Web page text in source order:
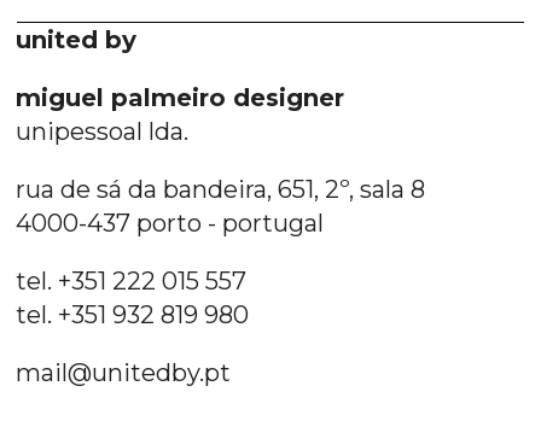
united by
miguel palmeiro designer
unipessoal lda.
rua de sá da bandeira, 651, 2º, sala 8
4000-437 porto - portugal
tel. +351 222 015 557
tel. +351 932 819 980
mail@unitedby.pt